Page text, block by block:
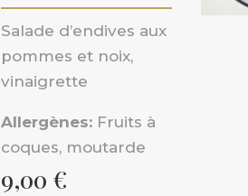
Salade d’endives aux
pommes et noix,
vinaigrette
Allergènes:Fruits à
coques, moutarde
9,00 €